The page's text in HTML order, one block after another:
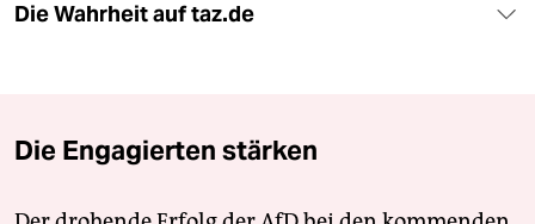
Die Wahrheit auf taz.de
Die Engagierten stärken